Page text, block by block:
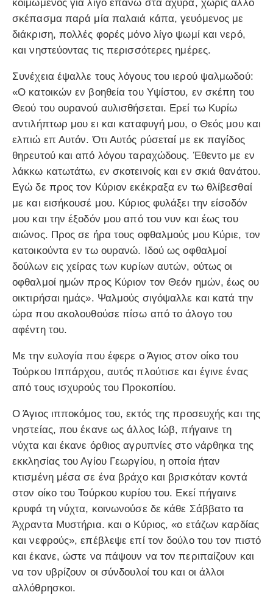
κοιμώμενος για λίγο επάνω στα άχυρα, χωρίς άλλο
σκέπασμα παρά μία παλαιά κάπα, γευόμενος με
διάκριση, πολλές φορές μόνο λίγο ψωμί και νερό,
και νηστεύοντας τις περισσότερες ημέρες.
Συνέχεια έψαλλε τους λόγους του ιερού ψαλμωδού:
«Ο κατοικών εν βοηθεία του Υψίστου, εν σκέπη του
Θεού του ουρανού αυλισθήσεται. Ερεί τω Κυρίω
αντιλήπτωρ μου ει και καταφυγή μου, ο Θεός μου και
ελπιώ επ Αυτόν. Ότι Αυτός ρύσεταί με εκ παγίδος
θηρευτού και από λόγου ταραχώδους. Έθεντο με εν
λάκκω κατωτάτω, εν σκοτεινοίς και εν σκιά θανάτου.
Εγώ δε προς τον Κύριον εκέκραξα εν τω θλίβεσθαί
με και εισήκουσέ μου. Κύριος φυλάξει την είσοδόν
μου και την έξοδόν μου από του νυν και έως του
αιώνος. Προς σε ήρα τους οφθαλμούς μου Κύριε, τον
κατοικούντα εν τω ουρανώ. Ιδού ως οφθαλμοί
δούλων εις χείρας των κυρίων αυτών, ούτως οι
οφθαλμοί ημών προς Κύριον τον Θεόν ημών, έως ου
οικτιρήσαι ημάς». Ψαλμούς σιγόψαλλε και κατά την
ώρα που ακολουθούσε πίσω από το άλογο του
αφέντη του.
Με την ευλογία που έφερε ο Άγιος στον οίκο του
Τούρκου Ιππάρχου, αυτός πλούτισε και έγινε ένας
από τους ισχυρούς του Προκοπίου.
Ο Άγιος ιπποκόμος του, εκτός της προσευχής και της
νηστείας, που έκανε ως άλλος Ιώβ, πήγαινε τη
νύχτα και έκανε όρθιος αγρυπνίες στο νάρθηκα της
εκκλησίας του Αγίου Γεωργίου, η οποία ήταν
κτισμένη μέσα σε ένα βράχο και βρισκόταν κοντά
στον οίκο του Τούρκου κυρίου του. Εκεί πήγαινε
κρυφά τη νύχτα, κοινωνούσε δε κάθε Σάββατο τα
Άχραντα Μυστήρια. και ο Κύριος, «ο ετάζων καρδίας
και νεφρούς», επέβλεψε επί τον δούλο του τον πιστό
και έκανε, ώστε να πάψουν να τον περιπαίζουν και
να τον υβρίζουν οι σύνδουλοί του και οι άλλοι
αλλόθρησκοι.